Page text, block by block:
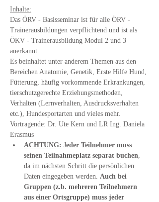
Inhalte:
Das ÖRV - Basisseminar ist für alle ÖRV -
Trainerausbildungen verpflichtend und ist als
ÖKV - Trainerausbildung Modul 2 und 3
anerkannt:
Es beinhaltet unter anderem Themen aus den
Bereichen Anatomie, Genetik, Erste Hilfe Hund,
Fütterung, häufig vorkommende Erkrankungen,
tierschutzgerechte Erziehungsmethoden,
Verhalten (Lernverhalten, Ausdrucksverhalten
etc.), Hundesportarten und vieles mehr.
Vortragende: Dr. Ute Kern und LR Ing. Daniela
Erasmus
ACHTUNG: Jeder Teilnehmer muss
seinen Teilnahmeplatz separat buchen,
da im nächsten Schritt die persönlichen
Daten eingegeben werden. Auch bei
Gruppen (z.b. mehreren Teilnehmern
aus einer Ortsgruppe) muss jeder